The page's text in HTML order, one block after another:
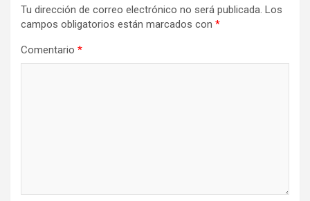
Tu dirección de correo electrónico no será publicada. Los
campos obligatorios están marcados con *
Comentario *